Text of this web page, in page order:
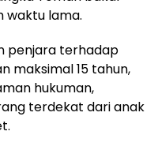
waktu lama.
penjara terhadap
maksimal 15 tahun,
hukuman,
terdekat dari anak